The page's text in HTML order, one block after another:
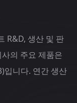
R&D, 생산 및 판
의 주요 제품은
입니다. 연간 생산